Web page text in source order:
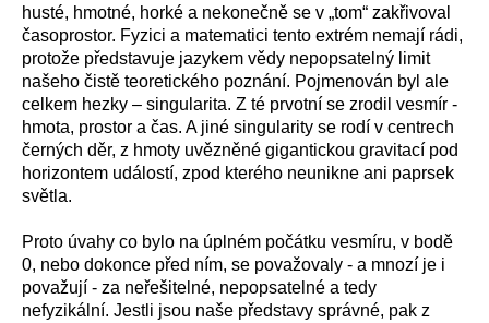
husté, hmotné, horké a nekonečně se v „tom“ zakřivoval
časoprostor. Fyzici a matematici tento extrém nemají rádi,
protože představuje jazykem vědy nepopsatelný limit
našeho čistě teoretického poznání. Pojmenován byl ale
celkem hezky – singularita. Z té prvotní se zrodil vesmír -
hmota, prostor a čas. A jiné singularity se rodí v centrech
černých děr, z hmoty uvězněné gigantickou gravitací pod
horizontem událostí, zpod kterého neunikne ani paprsek
světla.
Proto úvahy co bylo na úplném počátku vesmíru, v bodě
0, nebo dokonce před ním, se považovaly - a mnozí je i
považují - za neřešitelné, nepopsatelné a tedy
nefyzikální. Jestli jsou naše představy správné, pak z